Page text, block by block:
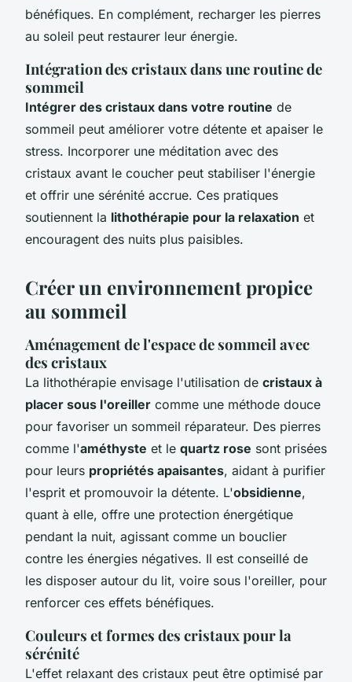
bénéfiques. En complément, recharger les pierres
au soleil peut restaurer leur énergie.
Intégration des cristaux dans une routine de
sommeil
Intégrer des cristaux dans votre routine de
sommeil peut améliorer votre détente et apaiser le
stress. Incorporer une méditation avec des
cristaux avant le coucher peut stabiliser l'énergie
et offrir une sérénité accrue. Ces pratiques
soutiennent la lithothérapie pour la relaxation et
encouragent des nuits plus paisibles.
Créer un environnement propice
au sommeil
Aménagement de l'espace de sommeil avec
des cristaux
La lithothérapie envisage l'utilisation de cristaux à
placer sous l'oreiller comme une méthode douce
pour favoriser un sommeil réparateur. Des pierres
comme l'améthyste et le quartz rose sont prisées
pour leurs propriétés apaisantes, aidant à purifier
l'esprit et promouvoir la détente. L'obsidienne,
quant à elle, offre une protection énergétique
pendant la nuit, agissant comme un bouclier
contre les énergies négatives. Il est conseillé de
les disposer autour du lit, voire sous l'oreiller, pour
renforcer ces effets bénéfiques.
Couleurs et formes des cristaux pour la
sérénité
L'effet relaxant des cristaux peut être optimisé par